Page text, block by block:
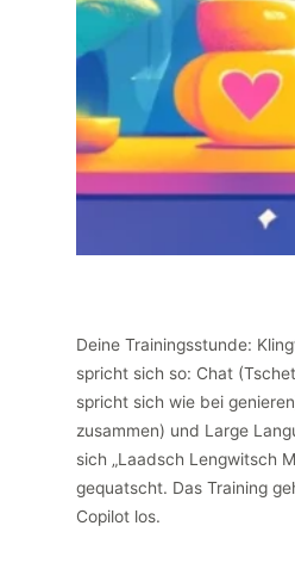
Deine Trainingsstunde:
spricht sich so: Chat
spricht sich wie bei
zusammen) und Large
sich „Laadsch Lengwitsch
gequatscht. Das Training
Copilot los.